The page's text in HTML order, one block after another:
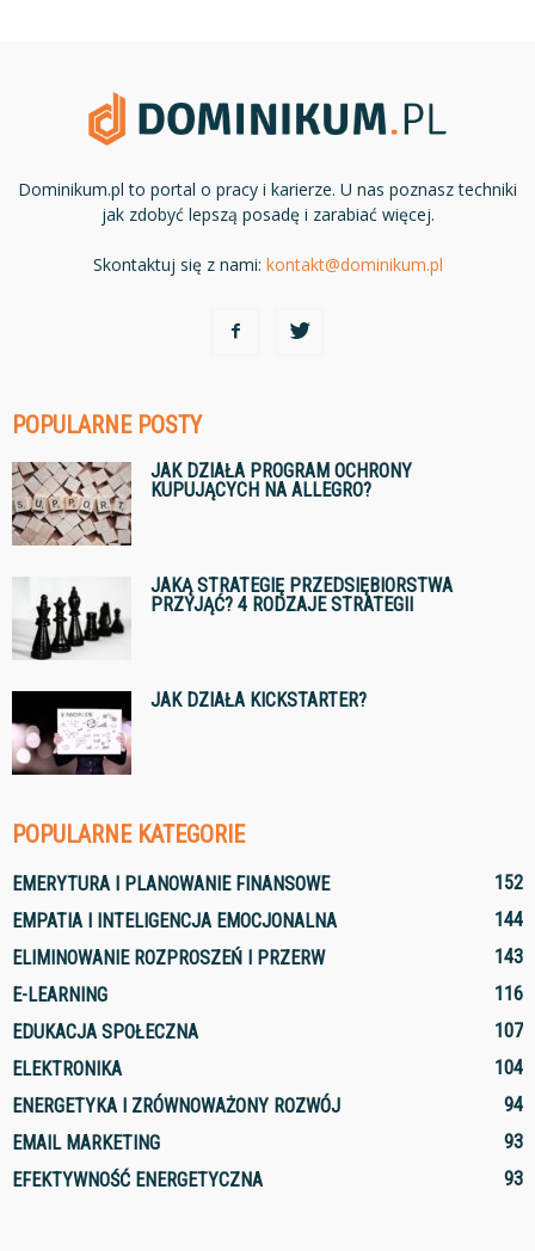
Dominikum.pl to portal o pracy i karierze. U nas poznasz techniki
jak zdobyć lepszą posadę i zarabiać więcej.
Skontaktuj się z nami: kontakt@dominikum.pl
POPULARNE POSTY
JAK DZIAŁA PROGRAM OCHRONY
KUPUJĄCYCH NA ALLEGRO?
JAKĄ STRATEGIĘ PRZEDSIĘBIORSTWA
PRZYJĄĆ? 4 RODZAJE STRATEGII
JAK DZIAŁA KICKSTARTER?
POPULARNE KATEGORIE
EMERYTURA I PLANOWANIE FINANSOWE
152
EMPATIA I INTELIGENCJA EMOCJONALNA
144
ELIMINOWANIE ROZPROSZEŃ I PRZERW
143
E-LEARNING
116
EDUKACJA SPOŁECZNA
107
ELEKTRONIKA
104
ENERGETYKA I ZRÓWNOWAŻONY ROZWÓJ
94
EMAIL MARKETING
93
EFEKTYWNOŚĆ ENERGETYCZNA
93